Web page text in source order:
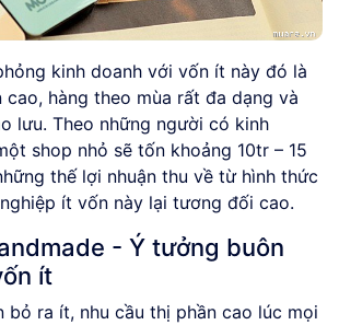
kinh doanh với vốn ít này đó là
cao, hàng theo mùa rất đa dạng và
lưu. Theo những người có kinh
shop nhỏ sẽ tốn khoảng 10tr – 15
thế lợi nhuận thu về từ hình thức
ít vốn này lại tương đối cao.
- Ý tưởng buôn
ít
bỏ ra ít, nhu cầu thị phần cao lúc mọi